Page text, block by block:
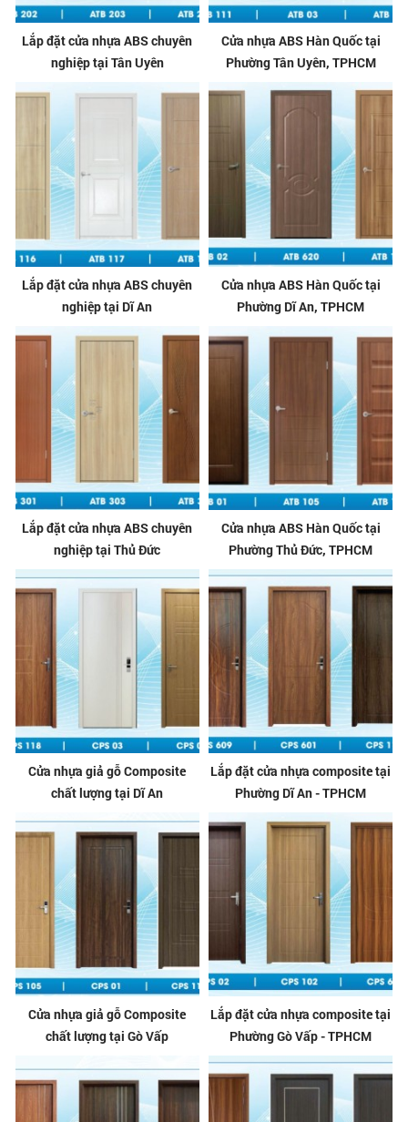
Lắp đặt cửa nhựa ABS chuyên
nghiệp tại Tân Uyên
Cửa nhựa ABS Hàn Quốc tại
Phường Tân Uyên, TPHCM
Lắp đặt cửa nhựa ABS chuyên
nghiệp tại Dĩ An
Cửa nhựa ABS Hàn Quốc tại
Phường Dĩ An, TPHCM
Lắp đặt cửa nhựa ABS chuyên
nghiệp tại Thủ Đức
Cửa nhựa ABS Hàn Quốc tại
Phường Thủ Đức, TPHCM
Cửa nhựa giả gỗ Composite
chất lượng tại Dĩ An
Lắp đặt cửa nhựa composite tại
Phường Dĩ An - TPHCM
Cửa nhựa giả gỗ Composite
chất lượng tại Gò Vấp
Lắp đặt cửa nhựa composite tại
Phường Gò Vấp - TPHCM